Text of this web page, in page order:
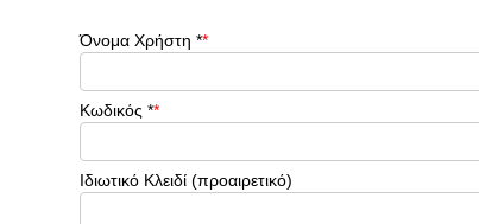
Όνομα Χρήστη *
Κωδικός *
Ιδιωτικό Κλειδί (προαιρετικό)